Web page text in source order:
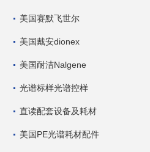
美国赛默飞世尔
美国戴安dionex
美国耐洁Nalgene
光谱标样光谱控样
直读配套设备及耗材
美国PE光谱耗材配件